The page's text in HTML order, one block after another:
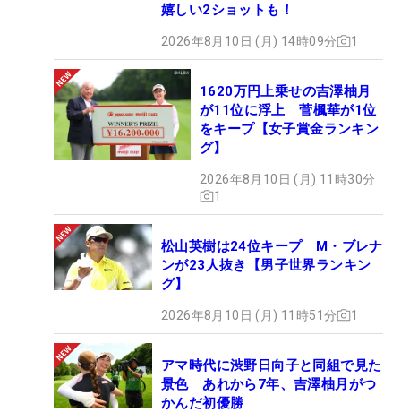
嬉しい2ショットも！
2026年8月10日 (月) 14時09分 1
1620万円上乗せの吉澤柚月
が11位に浮上 菅楓華が1位
をキープ【女子賞金ランキン
グ】
2026年8月10日 (月) 11時30分
1
松山英樹は24位キープ M・ブレナ
ンが23人抜き【男子世界ランキン
グ】
2026年8月10日 (月) 11時51分 1
アマ時代に渋野日向子と同組で見た
景色 あれから7年、吉澤柚月がつ
かんだ初優勝